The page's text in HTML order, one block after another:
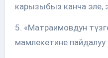
карызыбыз канча эле,
5. «Матраимовдун
мамлекетине пайдалуу